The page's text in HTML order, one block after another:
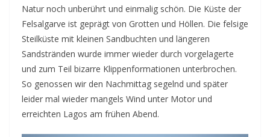
Natur noch unberührt und einmalig schön. Die Küste der
Felsalgarve ist geprägt von Grotten und Höllen. Die felsige
Steilküste mit kleinen Sandbuchten und längeren
Sandstränden wurde immer wieder durch vorgelagerte
und zum Teil bizarre Klippenformationen unterbrochen.
So genossen wir den Nachmittag segelnd und später
leider mal wieder mangels Wind unter Motor und
erreichten Lagos am frühen Abend.